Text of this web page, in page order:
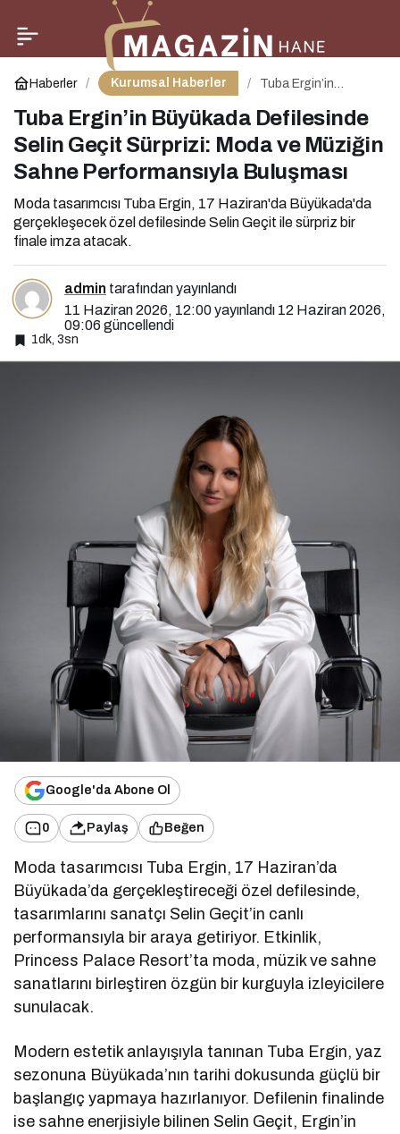
Haberler Kurumsal Haberler
Tuba Ergin’in
Defilesinde Selin
Geçit Sürprizi: Moda
ve Müziğin Sahne
Performansıyla
Buluşması
Tuba Ergin’in Büyükada Defilesinde
Selin Geçit Sürprizi: Moda ve Müziğin
Sahne Performansıyla Buluşması
Moda tasarımcısı Tuba Ergin, 17 Haziran'da Büyükada'da
gerçekleşecek özel defilesinde Selin Geçit ile sürpriz bir
finale imza atacak.
admin tarafından yayınlandı
11 Haziran 2026, 12:00yayınlandı 12 Haziran 2026,
09:06 güncellendi
1dk, 3sn
Google'da Abone Ol
0 Paylaş Beğen
Moda tasarımcısı Tuba Ergin, 17 Haziran’da
Büyükada’da gerçekleştireceği özel defilesinde,
tasarımlarını sanatçı Selin Geçit’in canlı
performansıyla bir araya getiriyor. Etkinlik,
Princess Palace Resort’ta moda, müzik ve sahne
sanatlarını birleştiren özgün bir kurguyla izleyicilere
sunulacak.
Modern estetik anlayışıyla tanınan Tuba Ergin, yaz
sezonuna Büyükada’nın tarihi dokusunda güçlü bir
başlangıç yapmaya hazırlanıyor. Defilenin finalinde
ise sahne enerjisiyle bilinen Selin Geçit, Ergin’in
Düğünlerin Göz
Kamaştıran Yıldızı: Zen
Pırlanta’dan Gelin ve
Damatlara Özel
Koleksiyonlar!